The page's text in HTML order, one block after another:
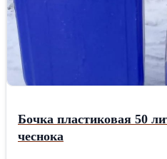
Бочка пластиковая 50
чеснока